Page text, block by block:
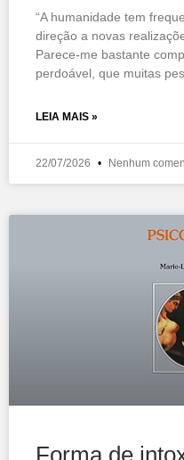
“A humanidade tem
direção a novas
Parece-me bastante
perdoável, que muitas
LEIA MAIS »
22/07/2026 Nenhum
Forma de